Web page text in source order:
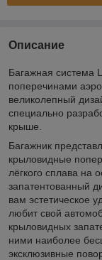
Описание
Багажная система
поперечинами
великолепный
специально
крыше.
Багажник
крыловидные
лёгкого сплава на
запатентованный
вам эстетическое
любит свой
крыловидных
ними наиболее
эксклюзивные